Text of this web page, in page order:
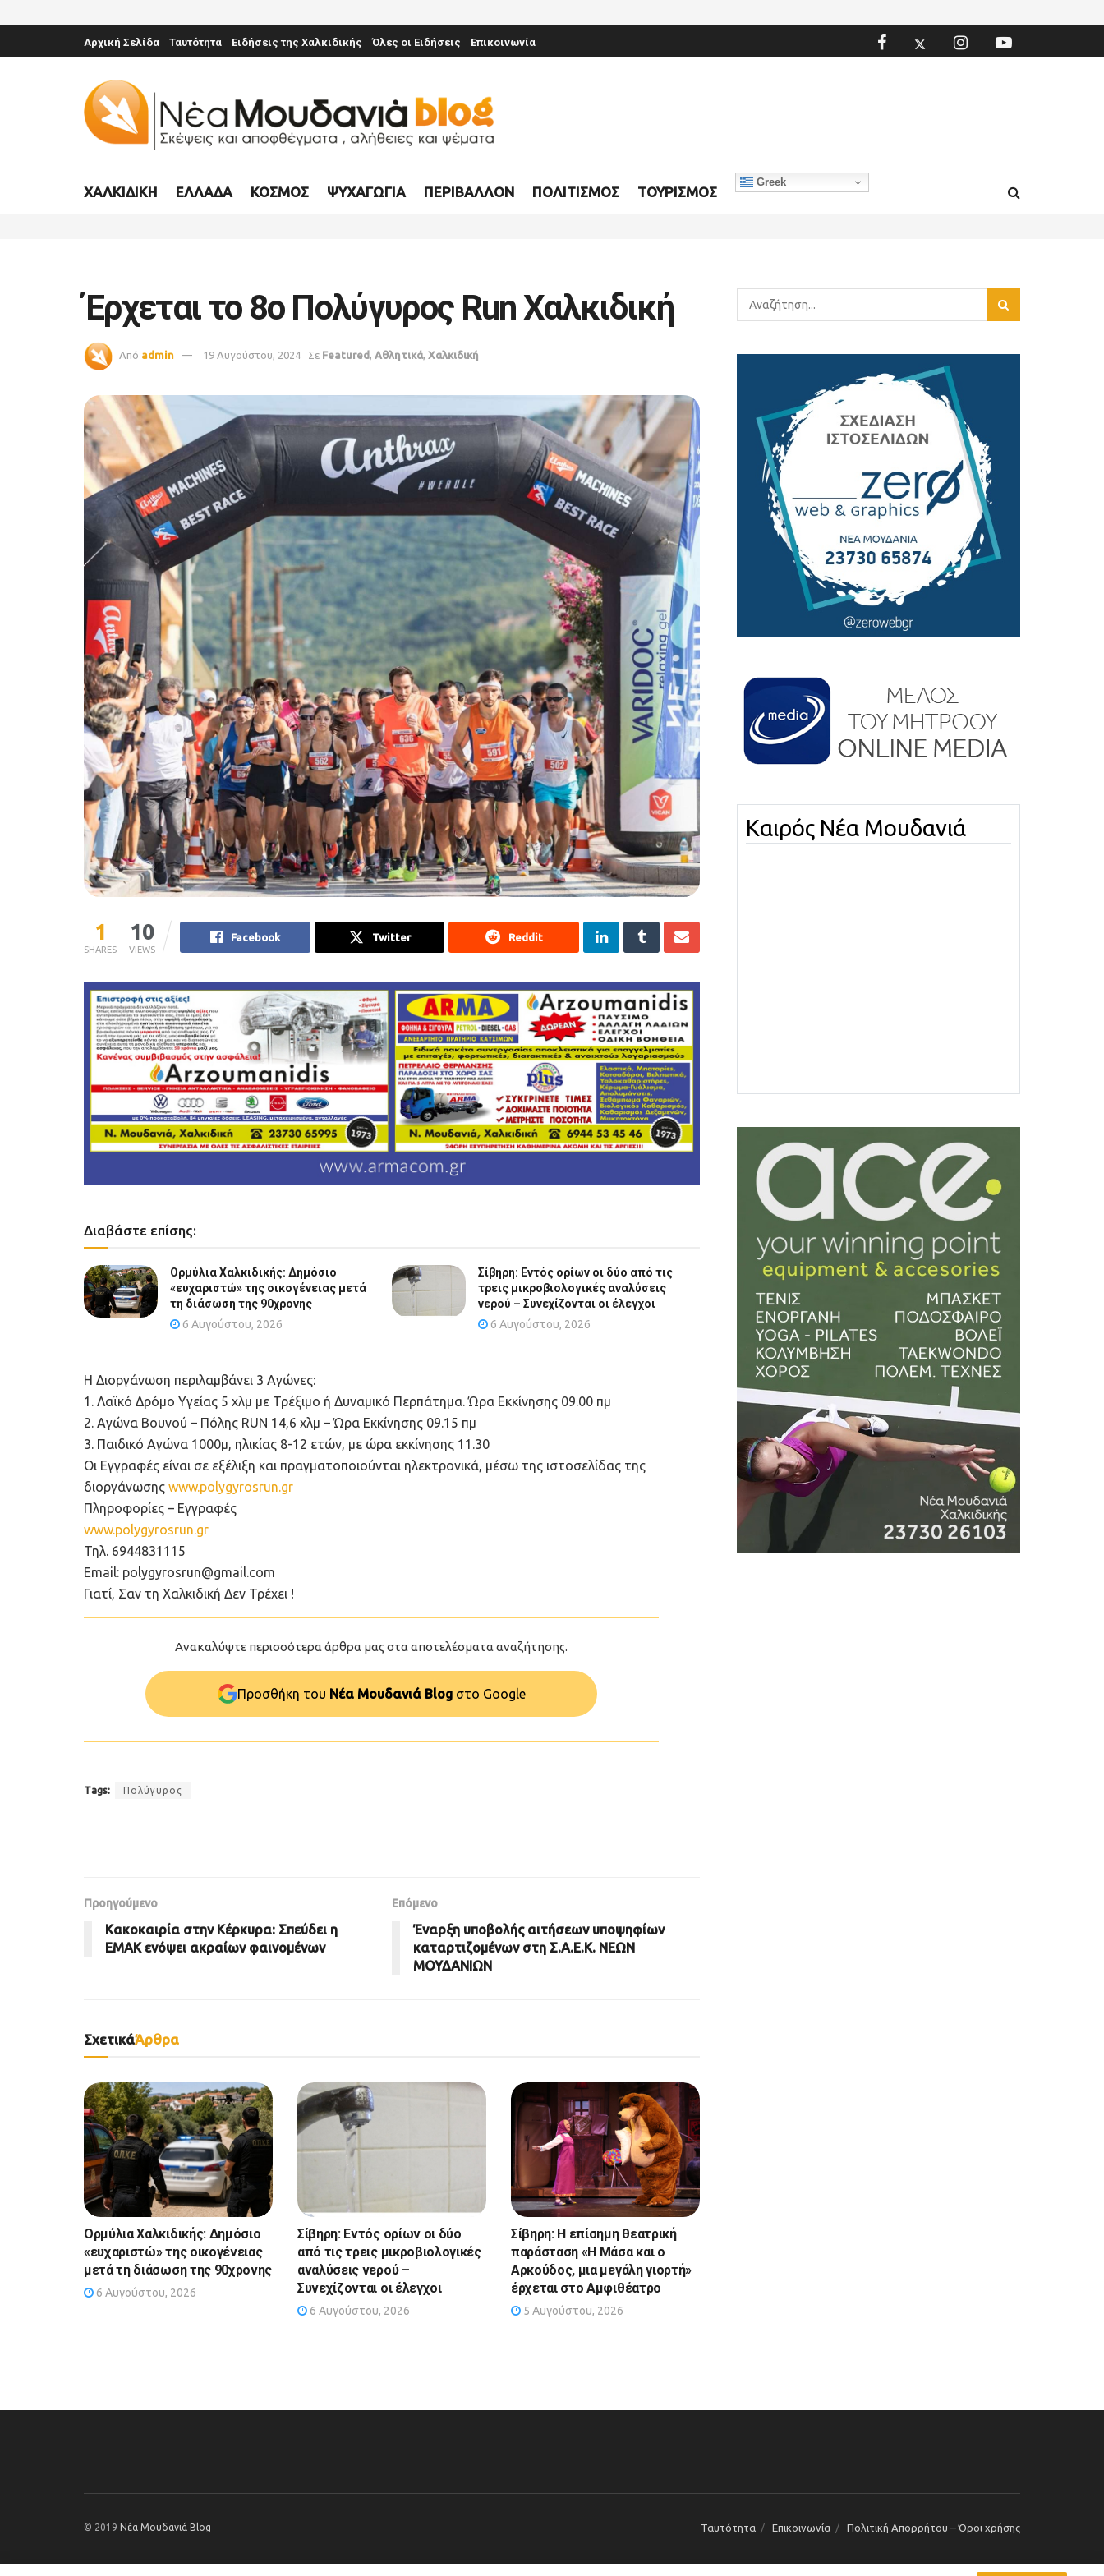
Αρχική Σελίδα Ταυτότητα Ειδήσεις της Χαλκιδικής Όλες οι Ειδήσεις Επικοινωνία
ΧΑΛΚΙΔΙΚΉ ΕΛΛΆΔΑ ΚΌΣΜΟΣ ΨΥΧΑΓΩΓΊΑ ΠΕΡΙΒΆΛΛΟΝ ΠΟΛΙΤΙΣΜΌΣ ΤΟΥΡΙΣΜΌΣ
Greek
Έρχεται το 8ο Πολύγυρος Run Χαλκιδική
Από admin 19 Αυγούστου, 2024 Σε Featured Αθλητικά Χαλκιδική
1
SHARES
10
VIEWS
Facebook Twitter Reddit
Διαβάστε επίσης:
Ορμύλια Χαλκιδικής: Δημόσιο
«ευχαριστώ» της οικογένειας μετά
τη διάσωση της 90χρονης
6 Αυγούστου, 2026
Σίβηρη: Εντός ορίων οι δύο από τις
τρεις μικροβιολογικές αναλύσεις
νερού – Συνεχίζονται οι έλεγχοι
6 Αυγούστου, 2026
Η Διοργάνωση περιλαμβάνει 3 Αγώνες:
1. Λαϊκό Δρόμο Υγείας 5 χλμ με Τρέξιμο ή Δυναμικό Περπάτημα. Ώρα Εκκίνησης 09.00 πμ
2. Αγώνα Βουνού – Πόλης RUN 14,6 χλμ – Ώρα Εκκίνησης 09.15 πμ
3. Παιδικό Αγώνα 1000μ, ηλικίας 8-12 ετών, με ώρα εκκίνησης 11.30
Οι Εγγραφές είναι σε εξέλιξη και πραγματοποιούνται ηλεκτρονικά, μέσω της ιστοσελίδας της
διοργάνωσης www.polygyrosrun.gr
Πληροφορίες – Εγγραφές
www.polygyrosrun.gr
Τηλ. ‪6944831115
Email: polygyrosrun@gmail.com
Γιατί, Σαν τη Χαλκιδική Δεν Τρέχει !
Ανακαλύψτε περισσότερα άρθρα μας στα αποτελέσματα αναζήτησης.
Προσθήκη του Νέα Μουδανιά Blogστo Google
Tags: Πολύγυρος
Προηγούμενο
Κακοκαιρία στην Κέρκυρα: Σπεύδει η
ΕΜΑΚ ενόψει ακραίων φαινομένων
Επόμενο
Έναρξη υποβολής αιτήσεων υποψηφίων
καταρτιζομένων στη Σ.Α.Ε.Κ. ΝΕΩΝ
ΜΟΥΔΑΝΙΩΝ
ΣχετικάΆρθρα
Ορμύλια Χαλκιδικής: Δημόσιο
«ευχαριστώ» της οικογένειας
μετά τη διάσωση της 90χρονης
6 Αυγούστου, 2026
Σίβηρη: Εντός ορίων οι δύο
από τις τρεις μικροβιολογικές
αναλύσεις νερού –
Συνεχίζονται οι έλεγχοι
6 Αυγούστου, 2026
Σίβηρη: Η επίσημη θεατρική
παράσταση «Η Μάσα και ο
Αρκούδος, μια μεγάλη γιορτή»
έρχεται στο Αμφιθέατρο
5 Αυγούστου, 2026
Καιρός Νέα Μουδανιά
Ταυτότητα Επικοινωνία Πολιτική Απορρήτου – Όροι χρήσης
© 2019 Νέα Μουδανιά Blog